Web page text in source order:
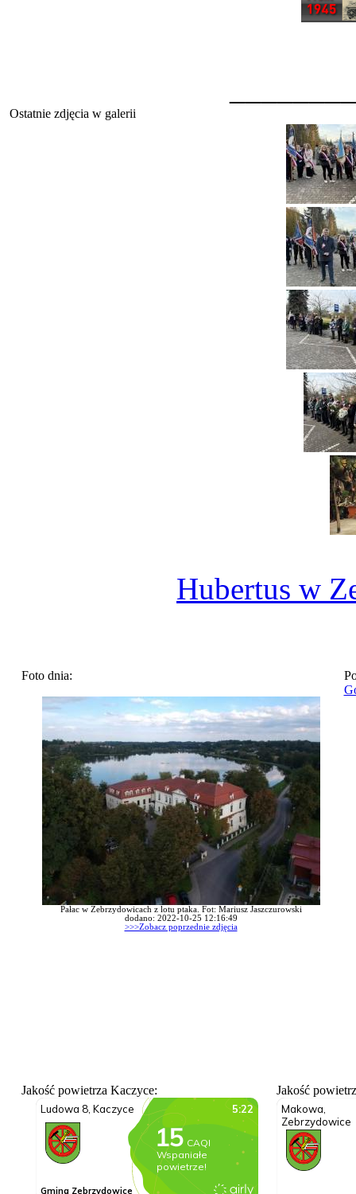
Ostatnie zdjęcia w galerii
Hubertus w
Foto dnia:
Pałac w Zebrzydowicach z lotu ptaka. Fot: Mariusz Jaszczurowski
dodano: 2022-10-25 12:16:49
>>>Zobacz poprzednie zdjęcia
Jakość powietrza Kaczyce: Jakość